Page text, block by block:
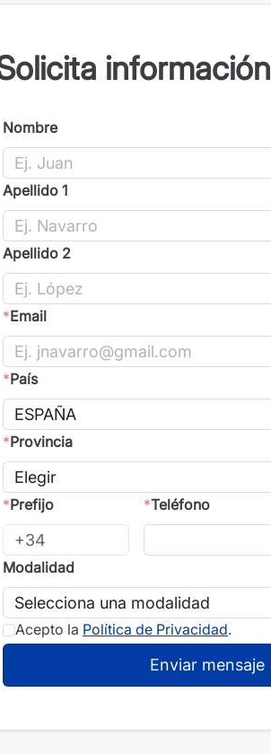
información
Nombre
Apellido 1
Apellido 2
*Email
*País
*Provincia
*Prefijo *Teléfono
Modalidad
Acepto la Política de Privacidad.